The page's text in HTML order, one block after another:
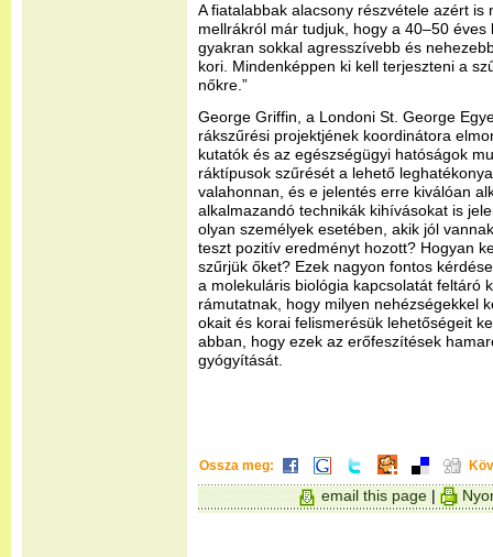
A fiatalabbak alacsony részvétele azért is
mellrákról már tudjuk, hogy a 40–50
gyakran sokkal agresszívebb és
kori. Mindenképpen ki kell terjeszteni a
nőkre.”
George Griffin, a Londoni St. George
rákszűrési projektjének koordinátora
kutatók és az egészségügyi hatóságok
ráktípusok szűrését a lehető
valahonnan, és e jelentés erre kiválóan
alkalmazandó technikák kihívásokat is
olyan személyek esetében, akik jól
teszt pozitív eredményt hozott? Hogyan
szűrjük őket? Ezek nagyon fontos
a molekuláris biológia kapcsolatát feltáró
rámutatnak, hogy milyen nehézségekkel
okait és korai felismerésük lehetőségeit
abban, hogy ezek az erőfeszítések
gyógyítását.
Ossza meg:
email this page |